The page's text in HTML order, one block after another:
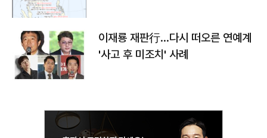
이재룡 재판行…다시 떠오른 연예계
'사고 후 미조치' 사례